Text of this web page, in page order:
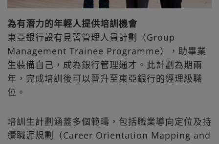
為有潛力的年輕人提供培訓機會
東亞銀行設有見習管理人員計劃（Group
Management Trainee Programme），助畢業
生裝備自己，成為銀行管理通才。此計劃為期兩
年，完成培訓後可以晉升至東亞銀行的經理級職
位。
培訓生計劃涵蓋多個範疇，包括職業導向定位及持
續職涯規劃（Career Orientation Mapping and